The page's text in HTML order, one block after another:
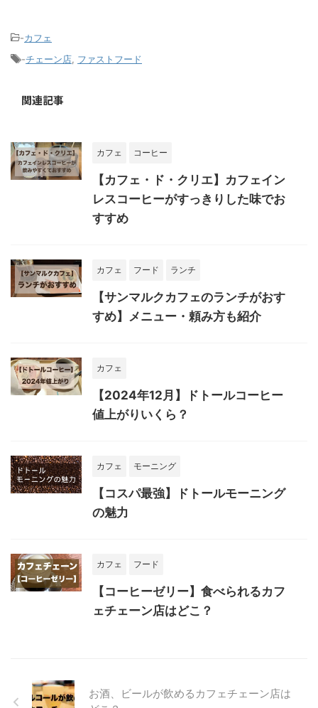
-カフェ
-チェーン店, ファストフード
関連記事
カフェ コーヒー
【カフェ・ド・クリエ】カフェイン
レスコーヒーがすっきりした味でお
すすめ
カフェ フード ランチ
【サンマルクカフェのランチがおす
すめ】メニュー・頼み方も紹介
カフェ
【2024年12月】ドトールコーヒー
値上がりいくら？
カフェ モーニング
【コスパ最強】ドトールモーニング
の魅力
カフェ フード
【コーヒーゼリー】食べられるカフ
ェチェーン店はどこ？
お酒、ビールが飲めるカフェチェーン店は